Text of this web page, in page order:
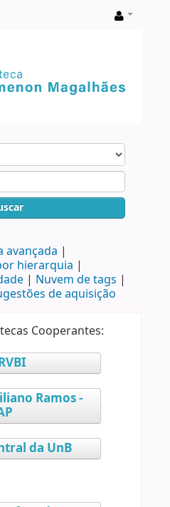
avançada
hierarquia
Nuvem de tags
de aquisição
Cooperantes:
Ramos -
da UnB